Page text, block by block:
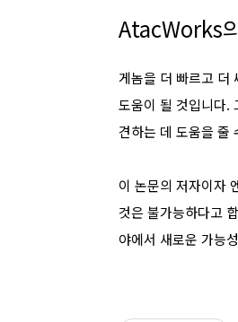
AtacWorks
게놈을 더 빠르고 더
도움이 될 것입니다.
견하는 데 도움을 줄
이 논문의 저자이자
것은 불가능하다고
야에서 새로운 가능